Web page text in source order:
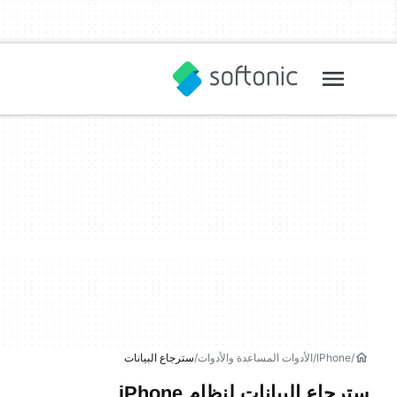
IPhone الأدوات المساعدة والأدوات سترجاع البيانات